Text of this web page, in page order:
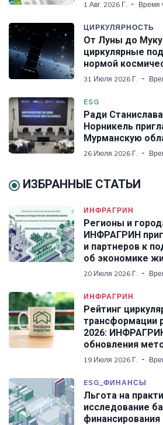
1 Авг. 2026 Г. Время
ЦИРКУЛЯРНОСТЬ
От Луны до
циркулярные
нормой
31 Июля 2026 Г.
ESG
Ради
Норникель
Мурманскую
26 Июля 2026 Г.
ИЗБРАННЫЕ СТАТЬИ
ИНФРАГРИН
Регионы и
ИНФРАГРИН
и партнеров к
об экономике
20 Июля 2026 Г.
ИНФРАГРИН
Рейтинг
трансформации
2026:
обновления
19 Июля 2026 Г.
ESG_ФИНАНСЫ
Льгота на
исследование
финансирования